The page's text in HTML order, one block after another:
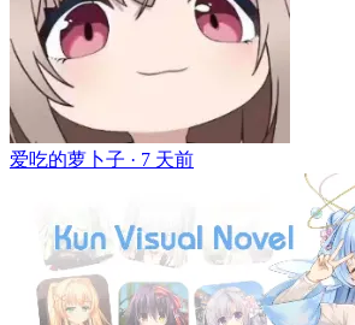
爱吃的萝卜子 · 7 天前